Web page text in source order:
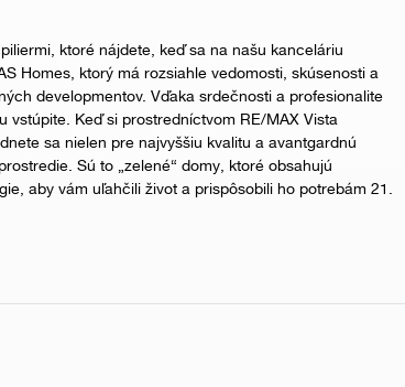
ktoré nájdete, keď sa na našu kanceláriu
Homes, ktorý má rozsiahle vedomosti, skúsenosti a
developmentov. Vďaka srdečnosti a profesionalite
vstúpite. Keď si prostredníctvom RE/MAX Vista
sa nielen pre najvyššiu kvalitu a avantgardnú
Sú to „zelené“ domy, ktoré obsahujú
aby vám uľahčili život a prispôsobili ho potrebám 21.